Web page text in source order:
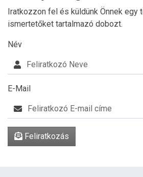
Iratkozzon fel és küldünk Önnek egy
ismertetőket tartalmazó dobozt.
Név
E-Mail
Feliratkozás